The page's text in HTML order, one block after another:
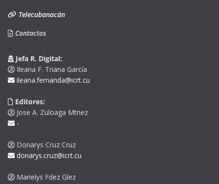
Telecubanacán
Contactos
Jefa R. Digital:
Ileana F. Triana García
ileana.fernanda@icrt.cu
Editores:
Jose A. Zuloaga Mtnez
-
Donarys Cruz Cruz
donarys.cruz@icrt.cu
Marielys Fdez Glez